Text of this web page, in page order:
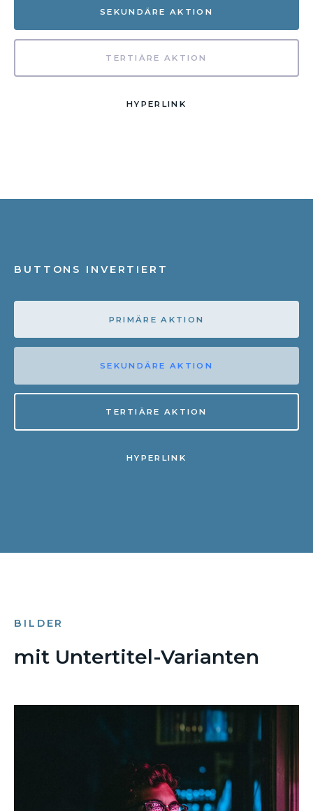
SEKUNDÄRE AKTION
TERTIÄRE AKTION
HYPERLINK
BUTTONS INVERTIERT
PRIMÄRE AKTION
SEKUNDÄRE AKTION
TERTIÄRE AKTION
HYPERLINK
BILDER
mit Untertitel-Varianten